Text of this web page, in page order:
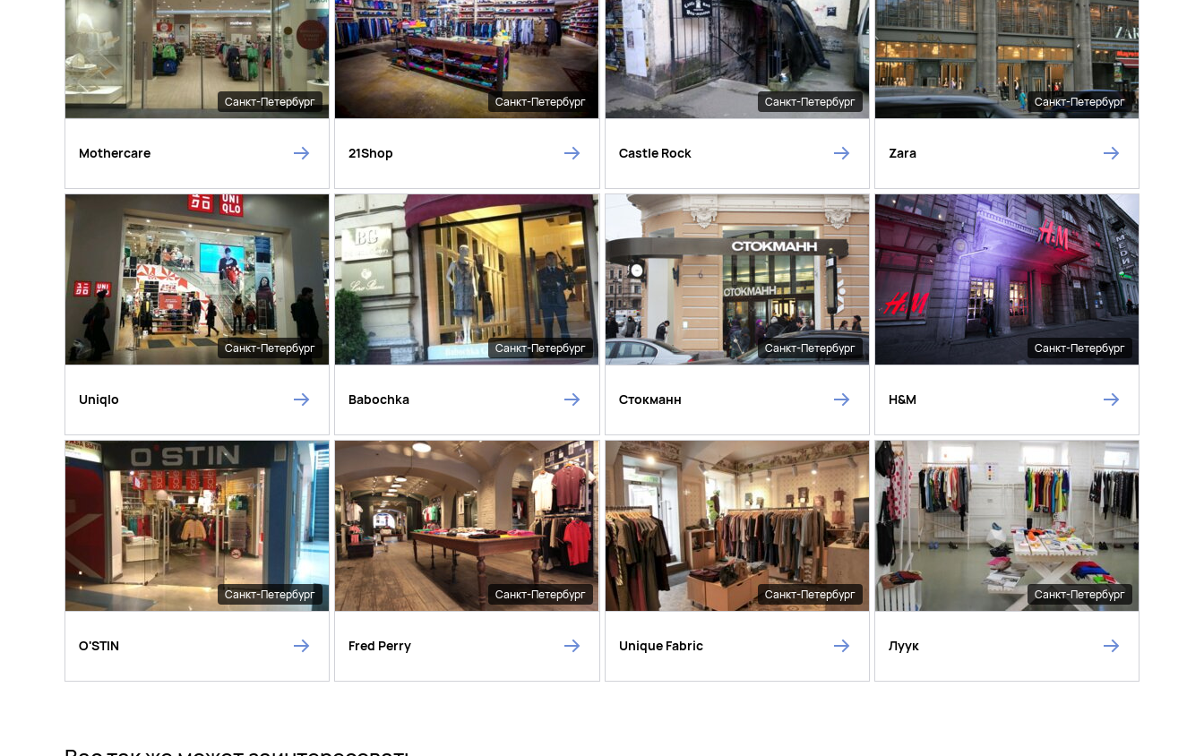
Санкт-Петербург
Mothercare
Санкт-Петербург
21Shop
Санкт-Петербург
Castle Rock
Санкт-Петербург
Zara
Санкт-Петербург
Uniqlo
Санкт-Петербург
Babochka
Санкт-Петербург
Стокманн
Санкт-Петербург
H&M
Санкт-Петербург
O'STIN
Санкт-Петербург
Fred Perry
Санкт-Петербург
Unique Fabric
Санкт-Петербург
Луук